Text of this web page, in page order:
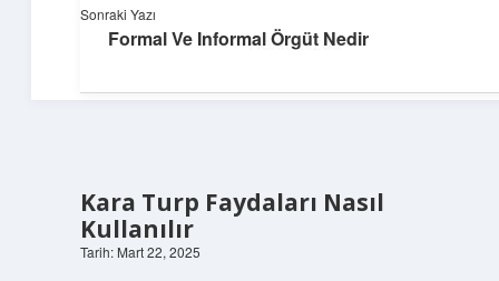
Hakkımızda
Hayatını kolaylaştıran zekice fikirler!
Kara Turp Faydaları Nasıl
Kullanılır
Tarih: Mart 22, 2025
Sonraki Yazı
Formal Ve Informal Örgüt Nedir